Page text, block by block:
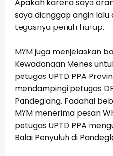
Apakah karena saya
saya dianggap angin lalu
tegasnya penuh harap.
MYM juga menjelaskan
Kewadanaan Menes
petugas UPTD PPA
mendampingi petugas
Pandeglang. Padahal
MYM menerima pesan
petugas UPTD PPA
Balai Penyuluh di